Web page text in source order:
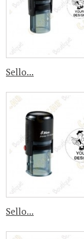
Sello...
Sello...